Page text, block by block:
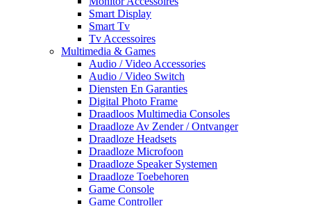
Smart Display
Smart Tv
Tv Accessoires
Multimedia & Games
Audio / Video Accessories
Audio / Video Switch
Diensten En Garanties
Digital Photo Frame
Draadloos Multimedia Consoles
Draadloze Av Zender / Ontvanger
Draadloze Headsets
Draadloze Microfoon
Draadloze Speaker Systemen
Draadloze Toebehoren
Game Console
Game Controller